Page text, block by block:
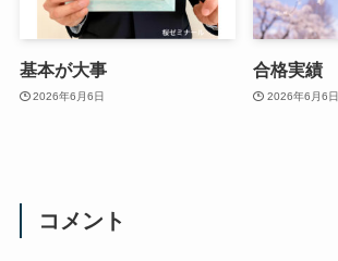
基本が大事
2026年6月6日
合格実績
2026年6月6日
コメント